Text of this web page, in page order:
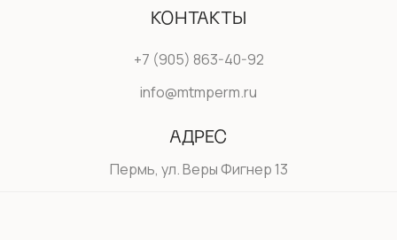
КОНТАКТЫ
+7 (905) 863-40-92
info@mtmperm.ru
АДРЕС
Пермь, ул. Веры Фигнер 13